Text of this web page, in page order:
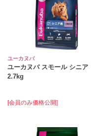
ユーカヌバ
ユーカヌバ スモール シニア
2.7kg
[会員のみ価格公開]